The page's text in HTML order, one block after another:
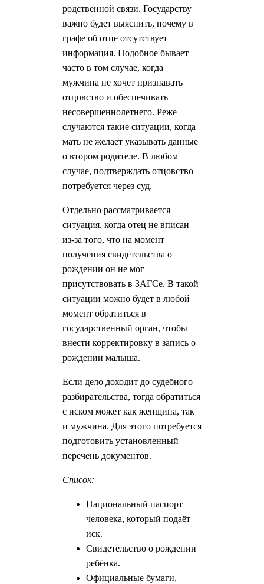
родственной связи. Государству
важно будет выяснить, почему в
графе об отце отсутствует
информация. Подобное бывает
часто в том случае, когда
мужчина не хочет признавать
отцовство и обеспечивать
несовершеннолетнего. Реже
случаются такие ситуации, когда
мать не желает указывать данные
о втором родителе. В любом
случае, подтверждать отцовство
потребуется через суд.
Отдельно рассматривается
ситуация, когда отец не вписан
из-за того, что на момент
получения свидетельства о
рождении он не мог
присутствовать в ЗАГСе. В такой
ситуации можно будет в любой
момент обратиться в
государственный орган, чтобы
внести корректировку в запись о
рождении малыша.
Если дело доходит до судебного
разбирательства, тогда обратиться
с иском может как женщина, так
и мужчина. Для этого потребуется
подготовить установленный
перечень документов.
Список:
Национальный паспорт
человека, который подаёт
иск.
Свидетельство о рождении
ребёнка.
Официальные бумаги,